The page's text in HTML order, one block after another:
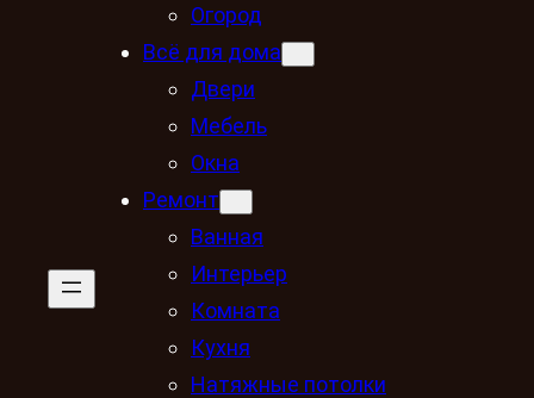
Огород
Всё для дома
Двери
Мебель
Окна
Ремонт
Ванная
Интерьер
Комната
Кухня
Натяжные потолки